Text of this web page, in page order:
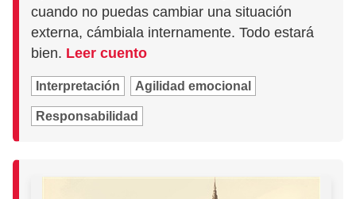
cuando no puedas cambiar una situación
externa, cámbiala internamente. Todo estará
bien. Leer cuento
Interpretación Agilidad emocional
Responsabilidad